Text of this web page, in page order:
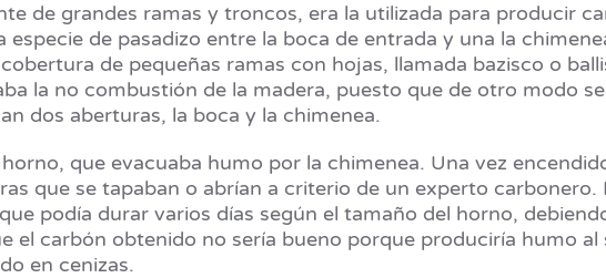
de grandes ramas y troncos, era la utilizada para producir
especie de pasadizo entre la boca de entrada y una la
de pequeñas ramas con hojas, llamada bazisco o
la no combustión de la madera, puesto que de otro modo
dos aberturas, la boca y la chimenea.
que evacuaba humo por la chimenea. Una vez
que se tapaban o abrían a criterio de un experto
podía durar varios días según el tamaño del horno,
el carbón obtenido no sería bueno porque produciría humo
en cenizas.